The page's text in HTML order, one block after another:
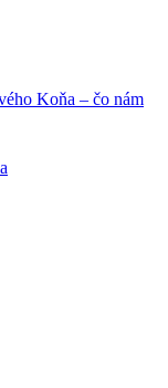
Koňa – čo nám